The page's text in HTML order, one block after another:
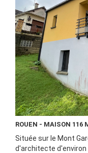
ROUEN - MAISON 116
Située sur le Mont
d'architecte d'environ